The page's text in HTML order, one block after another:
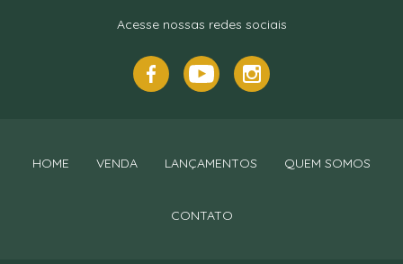
Acesse nossas redes sociais
HOME VENDA LANÇAMENTOS QUEM SOMOS
CONTATO